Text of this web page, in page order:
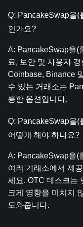
Q: PancakeSwap을(
인가요?
A: PancakeSwap을(
료, 보안 및 사용자
Coinbase, Binance
수 있는 거래소는
륭한 옵션입니다.
Q: PancakeSwap을(
어떻게 해야 하나요?
A: PancakeSwap을(
여러 거래소에서 제
세요. OTC 데스크는
크게 영향을 미치지
도와줍니다.